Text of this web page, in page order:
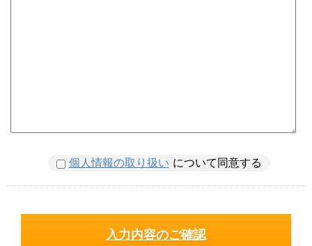
個人情報の取り扱い について同意する